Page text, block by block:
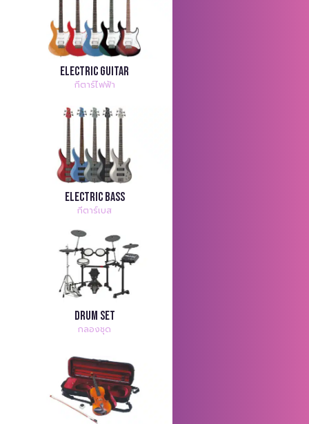
Electric Guitar
กีตาร์ไฟฟ้า
Electric Bass
กีตาร์เบส
Drum Set
กลองชุด